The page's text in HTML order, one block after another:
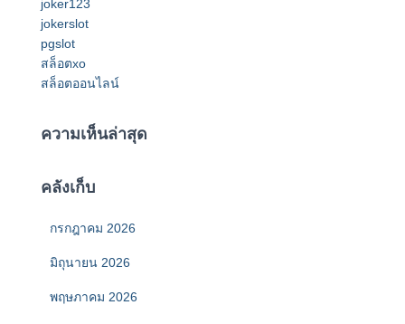
joker123
jokerslot
pgslot
สล็อตxo
สล็อตออนไลน์
ความเห็นล่าสุด
คลังเก็บ
กรกฎาคม 2026
มิถุนายน 2026
พฤษภาคม 2026